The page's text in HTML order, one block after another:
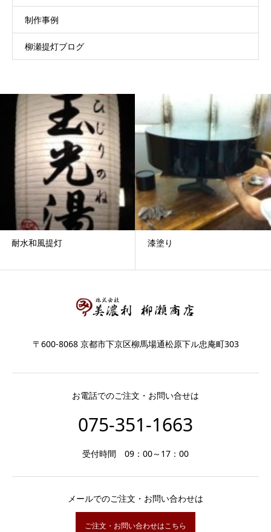
制作事例
柳瀬提灯ブログ
耐水和風提灯 漆塗り
〒600-8068 京都市下京区柳馬場通松原下ル忠庵町303
お電話でのご注文・お問い合せは
075-351-1663
受付時間 09：00～17：00
メールでのご注文・お問い合わせは
ご注文・お問い合わせはこちら